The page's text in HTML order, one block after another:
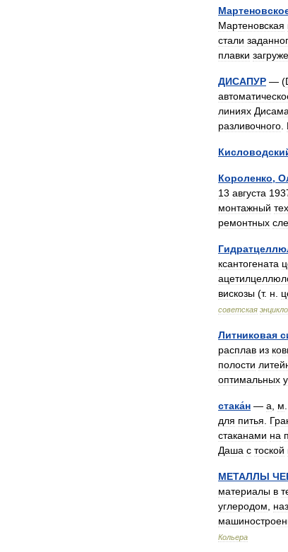
Мартеновская
стали
плавки
ДИСАПУР — (
линиях
разливочного
Короленко,
13 августа
монтажный
ремонтных
ксантогената
вискозы (т. н
советская
Литниковая
расплав из
полости
оптимальных
стака́н — а м
для питья
стаканами на
Даша с тоской
МЕТАЛЛЫ
материалы в
углеродом
Кольера